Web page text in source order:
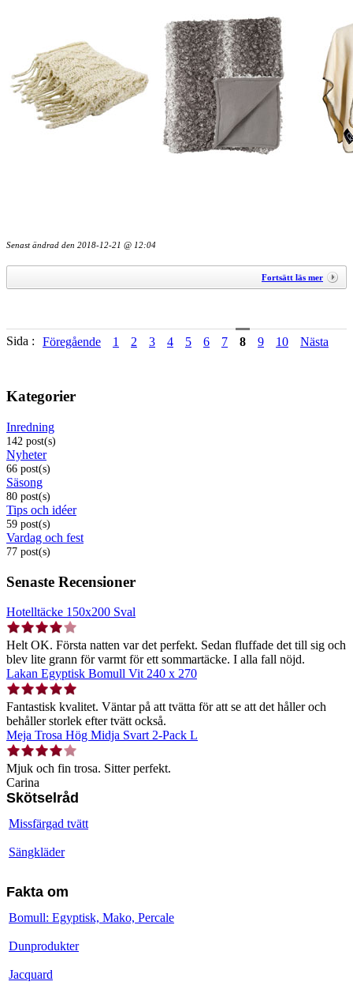
Senast ändrad den 2018-12-21 @ 12:04
Fortsätt läs mer
Sida : Föregående 1 2 3 4 5 6 7 8 9 10 Nästa
Kategorier
Inredning
142 post(s)
Nyheter
66 post(s)
Säsong
80 post(s)
Tips och idéer
59 post(s)
Vardag och fest
77 post(s)
Senaste Recensioner
Hotelltäcke 150x200 Sval
Helt OK. Första natten var det perfekt. Sedan fluffade det till sig och
blev lite grann för varmt för ett sommartäcke. I alla fall nöjd.
Lakan Egyptisk Bomull Vit 240 x 270
Fantastisk kvalitet. Väntar på att tvätta för att se att det håller och
behåller storlek efter tvätt också.
Meja Trosa Hög Midja Svart 2-Pack L
Mjuk och fin trosa. Sitter perfekt.
Carina
Skötselråd
Missfärgad tvätt
Sängkläder
Fakta om
Bomull: Egyptisk, Mako, Percale
Dunprodukter
Jacquard